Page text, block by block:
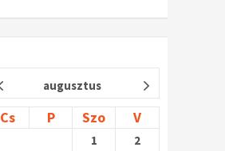
augusztus
Cs P Szo V
1
2